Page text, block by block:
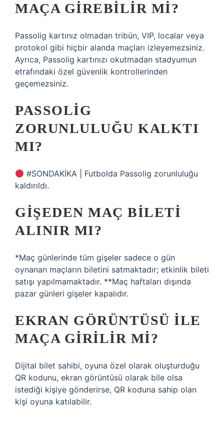
MAÇA GIREBILIR MI?
Passolig kartınız olmadan tribün, VIP, localar veya
protokol gibi hiçbir alanda maçları izleyemezsiniz.
Ayrıca, Passolig kartınızı okutmadan stadyumun
etrafındaki özel güvenlik kontrollerinden
geçemezsiniz.
PASSOLIG
ZORUNLULUĞU KALKTI
MI?
#SONDAKİKA | Futbolda Passolig zorunluluğu
kaldırıldı.
GIŞEDEN MAÇ BILETI
ALINIR MI?
*Maç günlerinde tüm gişeler sadece o gün
oynanan maçların biletini satmaktadır; etkinlik bileti
satışı yapılmamaktadır. **Maç haftaları dışında
pazar günleri gişeler kapalıdır.
EKRAN GÖRÜNTÜSÜ ILE
MAÇA GIRILIR MI?
Dijital bilet sahibi, oyuna özel olarak oluşturduğu
QR kodunu, ekran görüntüsü olarak bile olsa
istediği kişiye gönderirse, QR koduna sahip olan
kişi oyuna katılabilir.